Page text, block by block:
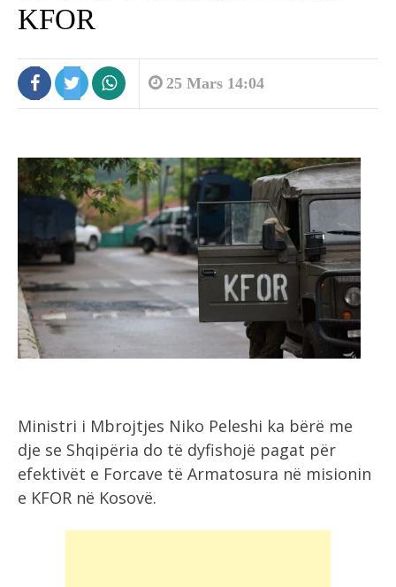
KFOR
25 Mars 14:04
Ministri i Mbrojtjes Niko Peleshi ka bërë me
dje se Shqipëria do të dyfishojë pagat për
efektivët e Forcave të Armatosura në misionin
e KFOR në Kosovë.